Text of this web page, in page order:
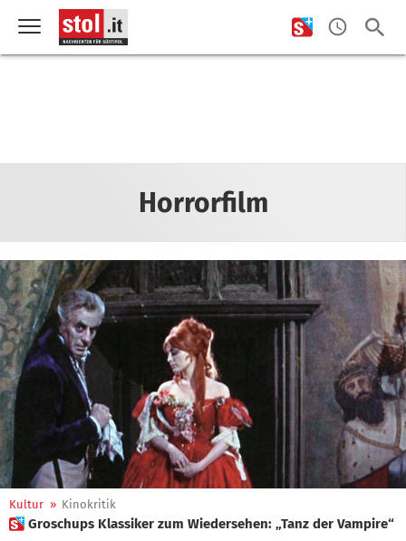
Horrorfilm
Kultur » Kinokritik
 Groschups Klassiker zum Wiedersehen: „Tanz der Vampire“